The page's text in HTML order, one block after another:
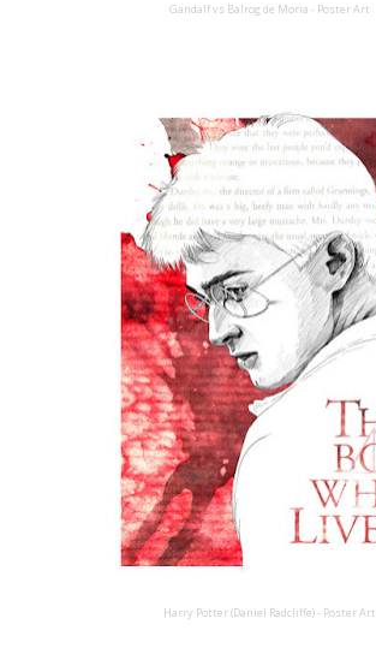
Gandalf vs Balrog de Moria - Poster Art
Harry Potter (Daniel Radcliffe) - Poster Art